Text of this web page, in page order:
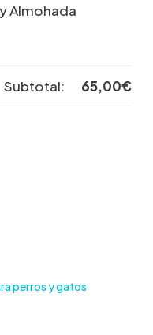
Almohada
Subtotal: 65,00€
perros y gatos